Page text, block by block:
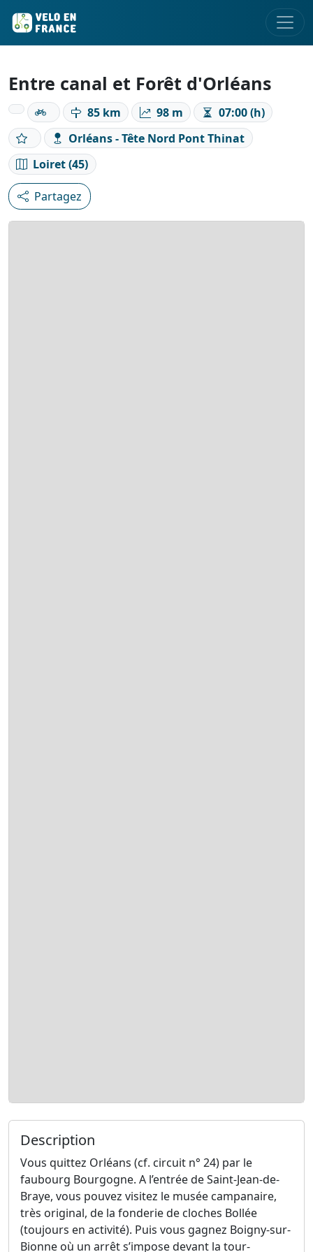
Entre canal et Forêt d'Orléans
85 km 98 m
07:00 (h)
Orléans - Tête Nord Pont Thinat
Loiret (45)
Partagez
Description
Vous quittez Orléans (cf. circuit n° 24) par le
faubourg Bourgogne. A l’entrée de Saint-Jean-de-
Braye, vous pouvez visitez le musée campanaire,
très original, de la fonderie de cloches Bollée
(toujours en activité). Puis vous gagnez Boigny-sur-
Bionne où un arrêt s’impose devant la tour-